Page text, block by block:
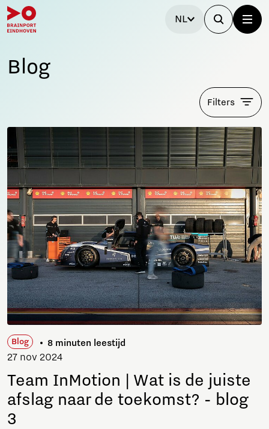
NL
Blog
Filters
Blog 8 minuten leestijd
27 nov 2024
Team InMotion | Wat is de juiste
afslag naar de toekomst? - blog
3